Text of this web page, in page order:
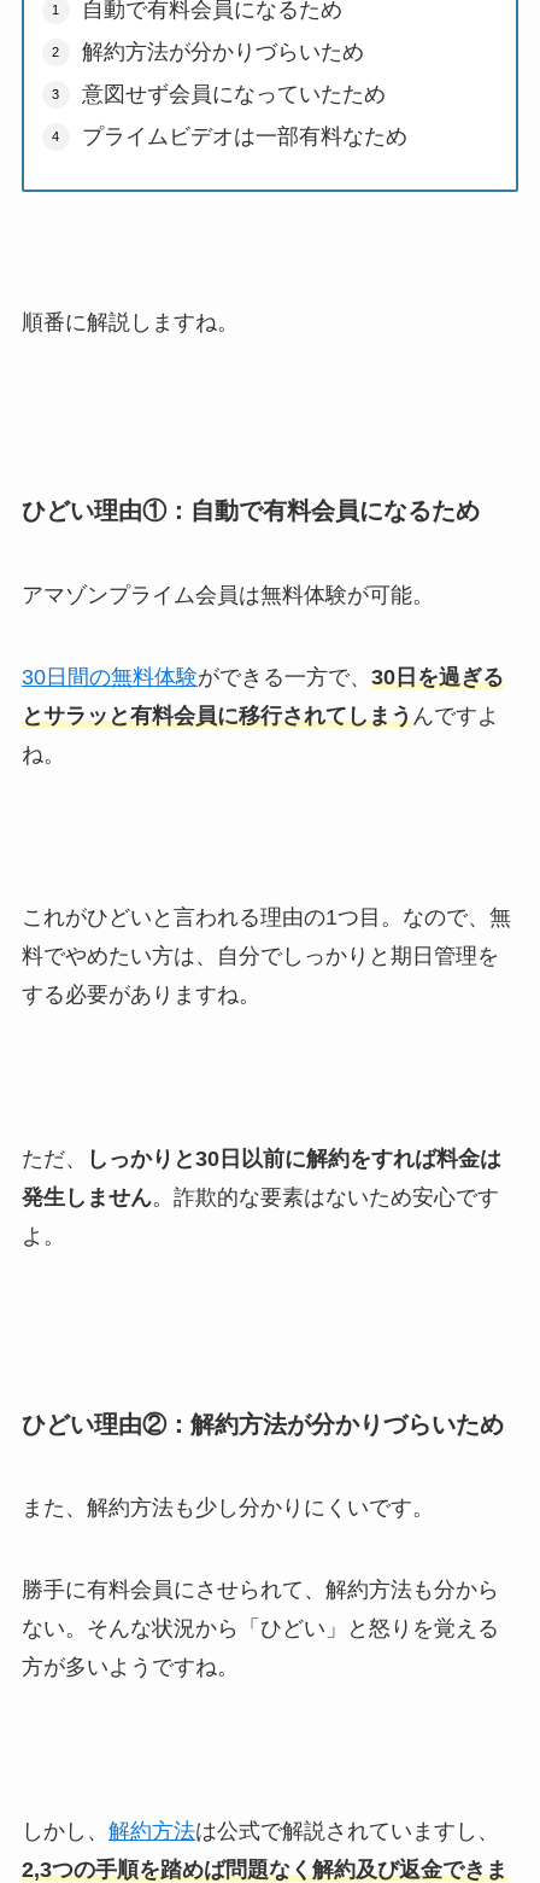
自動で有料会員になるため
解約方法が分かりづらいため
意図せず会員になっていたため
プライムビデオは一部有料なため
順番に解説しますね。
ひどい理由①：自動で有料会員になるため
アマゾンプライム会員は無料体験が可能。
30日間の無料体験ができる一方で、 30日を過ぎる
とサラッと有料会員に移行されてしまうんですよ
ね。
これがひどいと言われる理由の1つ目。なので、無
料でやめたい方は、自分でしっかりと期日管理を
する必要がありますね。
ただ、
しっかりと30日以前に解約をすれば料金は
発生しません。詐欺的な要素はないため安心です
よ。
ひどい理由②：解約方法が分かりづらいため
また、解約方法も少し分かりにくいです。
勝手に有料会員にさせられて、解約方法も分から
ない。そんな状況から「ひどい」と怒りを覚える
方が多いようですね。
しかし、 解約方法は公式で解説されていますし、
2,3つの手順を踏めば問題なく解約及び返金できま